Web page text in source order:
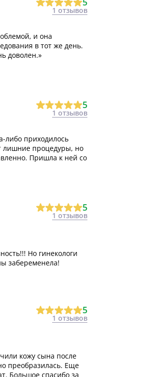
1 отзывов
и она
в тот же день.
доволен.»
5
1 отзывов
либо приходилось
лишние процедуры, но
Пришла к ней со
5
1 отзывов
Но гинекологи
забеременела!
5
1 отзывов
кожу сына после
преобразилась. Еще
Большое спасибо за